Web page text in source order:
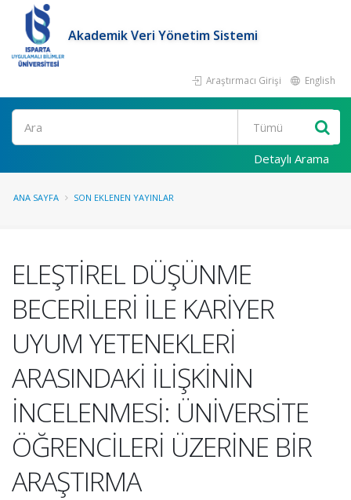
Akademik Veri Yönetim Sistemi
Araştırmacı Girişi English
Ara
Detaylı Arama
ANA SAYFA SON EKLENEN YAYINLAR
ELEŞTİREL DÜŞÜNME
BECERİLERİ İLE KARİYER
UYUM YETENEKLERİ
ARASINDAKİ İLİŞKİNİN
İNCELENMESİ: ÜNİVERSİTE
ÖĞRENCİLERİ ÜZERİNE BİR
ARAŞTIRMA